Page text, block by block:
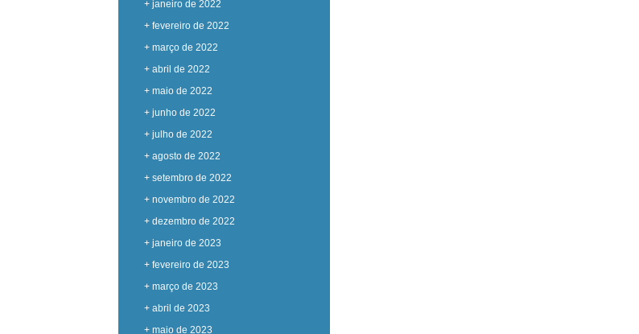
+ janeiro de 2022
+ fevereiro de 2022
+ março de 2022
+ abril de 2022
+ maio de 2022
+ junho de 2022
+ julho de 2022
+ agosto de 2022
+ setembro de 2022
+ novembro de 2022
+ dezembro de 2022
+ janeiro de 2023
+ fevereiro de 2023
+ março de 2023
+ abril de 2023
+ maio de 2023